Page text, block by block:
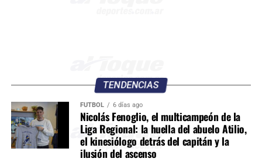
TENDENCIAS
FÚTBOL 6 días ago
Nicolás Fenoglio, el multicampeón de la
Liga Regional: la huella del abuelo Atilio,
el kinesiólogo detrás del capitán y la
ilusión del ascenso